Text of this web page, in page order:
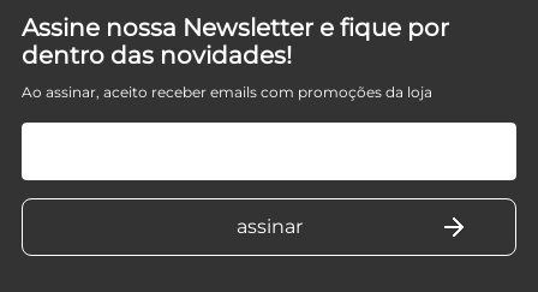
Assine nossa Newsletter e fique por
dentro das novidades!
Ao assinar, aceito receber emails com promoções da loja